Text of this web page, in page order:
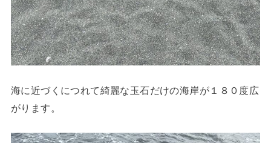
海に近づくにつれて綺麗な玉石だけの海岸が１８０度広
がります。